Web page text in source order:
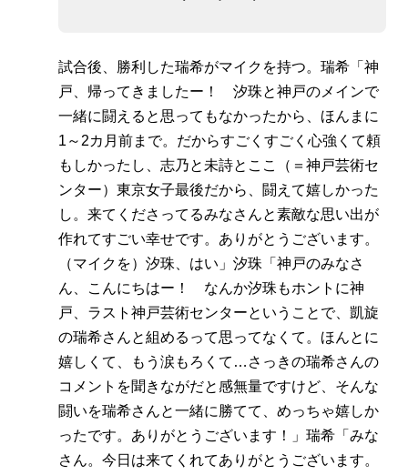
試合後、勝利した瑞希がマイクを持つ。瑞希「神
戸、帰ってきましたー！ 汐珠と神戸のメインで
一緒に闘えると思ってもなかったから、ほんまに
1～2カ月前まで。だからすごくすごく心強くて頼
もしかったし、志乃と未詩とここ（＝神戸芸術セ
ンター）東京女子最後だから、闘えて嬉しかった
し。来てくださってるみなさんと素敵な思い出が
作れてすごい幸せです。ありがとうございます。
（マイクを）汐珠、はい」汐珠「神戸のみなさ
ん、こんにちはー！ なんか汐珠もホントに神
戸、ラスト神戸芸術センターということで、凱旋
の瑞希さんと組めるって思ってなくて。ほんとに
嬉しくて、もう涙もろくて…さっきの瑞希さんの
コメントを聞きながだと感無量ですけど、そんな
闘いを瑞希さんと一緒に勝てて、めっちゃ嬉しか
ったです。ありがとうございます！」瑞希「みな
さん。今日は来てくれてありがとうございます。